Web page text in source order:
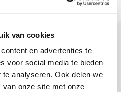
van cookies
en advertenties te
voor social media te bieden
analyseren. Ook delen we
onze site met onze